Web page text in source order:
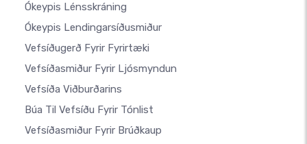
Ókeypis Lénsskráning
Ókeypis Lendingarsíðusmiður
Vefsíðugerð Fyrir Fyrirtæki
Vefsíðasmiður Fyrir Ljósmyndun
Vefsíða Viðburðarins
Búa Til Vefsíðu Fyrir Tónlist
Vefsíðasmiður Fyrir Brúðkaup